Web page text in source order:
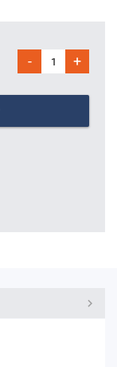
- +